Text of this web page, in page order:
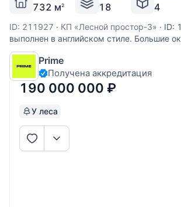
732 м2 18 4
ID: 211927 · КП «Лесной простор-3» · ID:
выполнен в английском стиле. Большие
конусообразная крыша, изящный балкон,
дома - все смотрится гармонично и
Внутренняя отделка и интерьеры дома
английском стиле. Просторная
Prime
Получена аккредитация
190 000 000 ₽
У леса